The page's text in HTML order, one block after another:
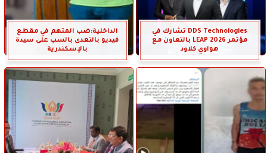
DDS Technologies تشارك في
مؤتمر LEAP 2026 بالتعاون مع
هواوي كلاود
الداخلية:ضب المتهم في مقطع
فيديو بالتعدى بالسب على سيدة
بالإسكندرية